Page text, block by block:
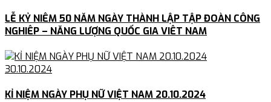
LỄ KỶ NIÊM 50 NĂM NGÀY THÀNH LẬP TẬP ĐOÀN CÔNG
NGHIÊP – NĂNG LƯỢNG QUỐC GIA VIÊT NAM
30.10.2024
KỈ NIỆM NGÀY PHỤ NỮ VIỆT NAM 20.10.2024